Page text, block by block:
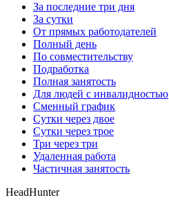
За последние три дня
За сутки
От прямых работодателей
Полный день
По совместительству
Подработка
Полная занятость
Для людей с инвалидностью
Сменный график
Сутки через двое
Сутки через трое
Три через три
Удаленная работа
Частичная занятость
HeadHunter